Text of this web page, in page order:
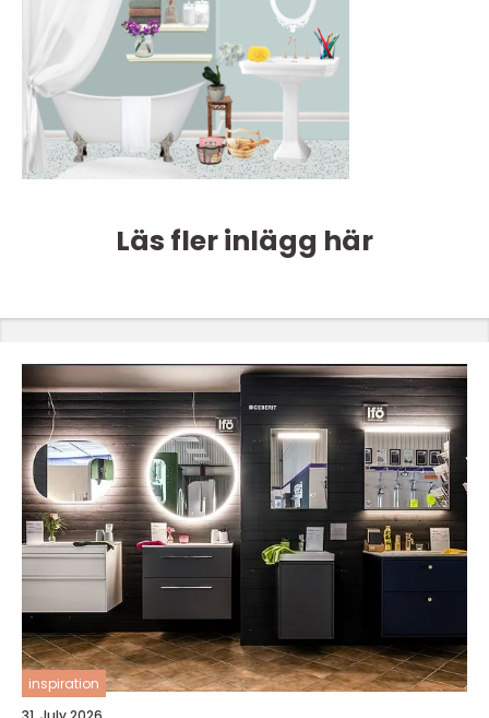
Läs fler inlägg här
inspiration